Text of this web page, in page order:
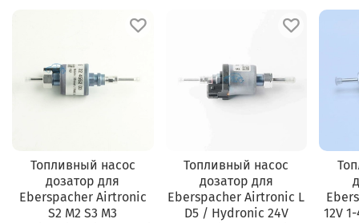
Топливный насос
дозатор для
Eberspacher Airtronic
S2 M2 S3 M3
Топливный насос
дозатор для
Eberspacher Airtronic L
D5 / Hydronic 24V
12V